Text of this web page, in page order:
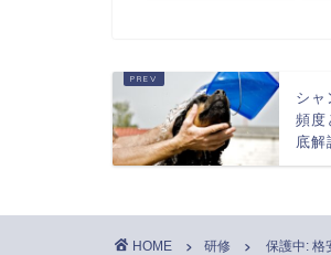
シャ
頻度
底解
HOME 研修 保護中: